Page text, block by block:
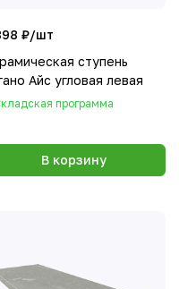
₽/шт
ступень
Айс угловая левая
программа
В корзину